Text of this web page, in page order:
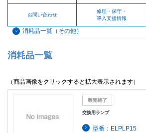
お問い合わせ
修理・保守・
導入支援情報
消耗品一覧（その他）
消耗品一覧
（商品画像をクリックすると拡大表示されます）
交換用ランプ
型番：ELPLP15